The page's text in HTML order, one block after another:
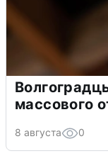
массового
8 августа 0